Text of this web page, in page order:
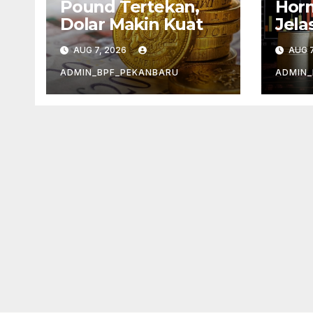
Pound Tertekan,
Dolar Makin Kuat
AUG 7, 2026
ADMIN_BPF_PEKANBARU
AUG